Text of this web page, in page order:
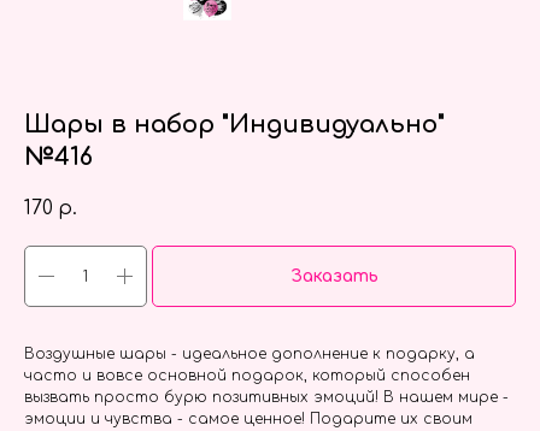
Шары в набор "Индивидуально"
№416
170 р.
Заказать
Воздушные шары - идеальное дополнение к подарку, а
часто и вовсе основной подарок, который способен
вызвать просто бурю позитивных эмоций! В нашем мире -
эмоции и чувства - самое ценное! Подарите их своим